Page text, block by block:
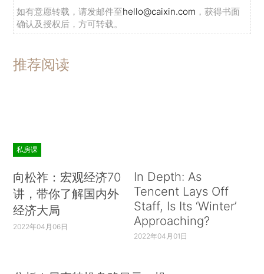
如有意愿转载，请发邮件至hello@caixin.com ，获得书面
确认及授权后，方可转载。
推荐阅读
私房课
向松祚：宏观经济70
讲，带你了解国内外
经济大局
2022年04月06日
In Depth: As
Tencent Lays Off
Staff, Is Its ‘Winter’
Approaching?
2022年04月01日